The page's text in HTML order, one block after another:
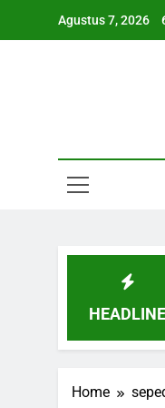
Agustus 7, 2026
Kecil Dengan
Home